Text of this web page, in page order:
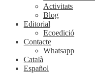
Activitats
Blog
Editorial
Ecoedició
Contacte
Whatsapp
Català
Español